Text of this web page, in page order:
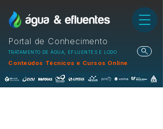
Portal de Conhecimento
TRATAMENTO DE ÁGUA, EFLUENTES E LODO
Conteúdos Técnicos e Cursos Online